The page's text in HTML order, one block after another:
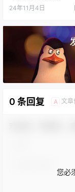
24年11月4日
0 条回复 A 文章
您必